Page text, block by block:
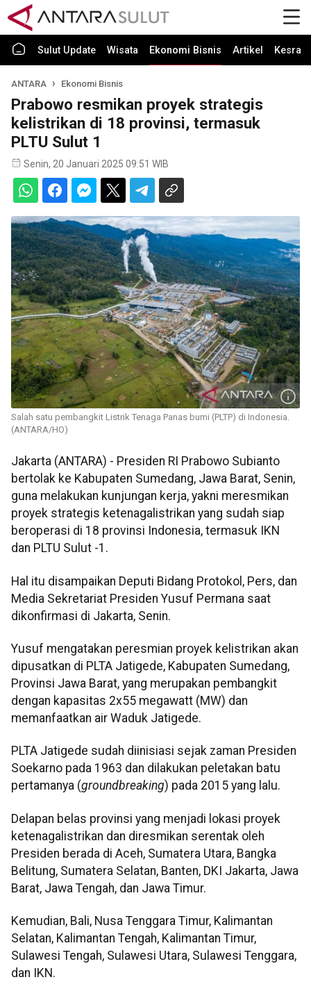
Sulut Update Wisata Ekonomi Bisnis Artikel Kesra
ANTARA Ekonomi Bisnis
Prabowo resmikan proyek strategis
kelistrikan di 18 provinsi, termasuk
PLTU Sulut 1
Senin, 20 Januari 2025 09:51 WIB
Salah satu pembangkit Listrik Tenaga Panas bumi (PLTP) di Indonesia.
(ANTARA/HO)
Jakarta (ANTARA) - Presiden RI Prabowo Subianto
bertolak ke Kabupaten Sumedang, Jawa Barat, Senin,
guna melakukan kunjungan kerja, yakni meresmikan
proyek strategis ketenagalistrikan yang sudah siap
beroperasi di 18 provinsi Indonesia, termasuk IKN
dan PLTU Sulut -1.
Hal itu disampaikan Deputi Bidang Protokol, Pers, dan
Media Sekretariat Presiden Yusuf Permana saat
dikonfirmasi di Jakarta, Senin.
Yusuf mengatakan peresmian proyek kelistrikan akan
dipusatkan di PLTA Jatigede, Kabupaten Sumedang,
Provinsi Jawa Barat, yang merupakan pembangkit
dengan kapasitas 2x55 megawatt (MW) dan
memanfaatkan air Waduk Jatigede.
PLTA Jatigede sudah diinisiasi sejak zaman Presiden
Soekarno pada 1963 dan dilakukan peletakan batu
pertamanya (groundbreaking) pada 2015 yang lalu.
Delapan belas provinsi yang menjadi lokasi proyek
ketenagalistrikan dan diresmikan serentak oleh
Presiden berada di Aceh, Sumatera Utara, Bangka
Belitung, Sumatera Selatan, Banten, DKI Jakarta, Jawa
Barat, Jawa Tengah, dan Jawa Timur.
Kemudian, Bali, Nusa Tenggara Timur, Kalimantan
Selatan, Kalimantan Tengah, Kalimantan Timur,
Sulawesi Tengah, Sulawesi Utara, Sulawesi Tenggara,
dan IKN.